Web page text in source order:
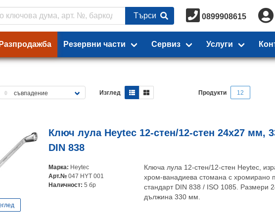
Търси 0899908615
Разпродажба Резервни части Сервиз Услуги
Изглед Продукти 12
Ключ лула Heytec 12-стен/12-стен 24x27 мм,
DIN 838
Марка: Heytec
Арт.№ 047 HYT 001
Наличност: 5 бр
Ключа лула 12-стен/12-стен Heytec,
хром-ванадиева стомана с хромирано
стандарт DIN 838 / ISO 1085. Размери
дължина 330 мм.